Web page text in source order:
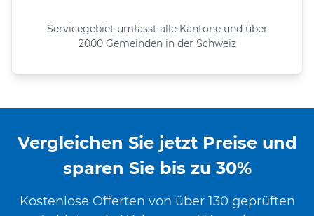
Servicegebiet umfasst alle Kantone und über
2000 Gemeinden in der Schweiz
Vergleichen Sie jetzt Preise und
sparen Sie bis zu 30%
Kostenlose Offerten von über 130 geprüften